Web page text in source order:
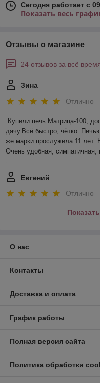
Сегодня работает с
Показать весь
Отзывы о магазине
24 отзывов за всё
Зина
Отлично
Купили печь Матрица-100,
дачу.Всё быстро, чётко.
же марки прослужила 11 лет.
Очень удобная, симпатичная,
Евгений
Отлично
О нас
Контакты
Доставка и оплата
График работы
Полная версия сайта
Политика обработки